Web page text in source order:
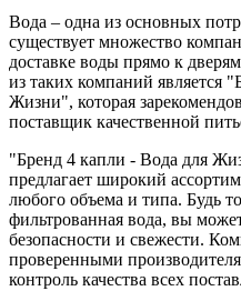
Вода – одна из основных
существует множество
доставке воды прямо к
из таких компаний является
Жизни", которая
поставщик качественной
"Бренд 4 капли - Вода для
предлагает широкий
любого объема и типа. Будь
фильтрованная вода, вы
безопасности и свежести.
проверенными
контроль качества всех